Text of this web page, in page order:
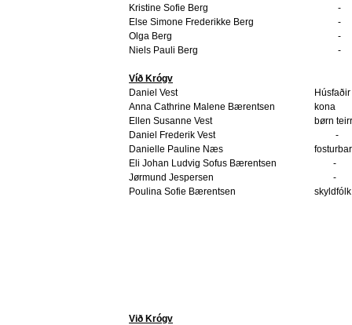
Kristine Sofie Berg
-
Else Simone Frederikke Berg
-
Olga Berg
-
Niels Pauli Berg
-
Víð Krógv
Daniel Vest
Húsfaðir
Anna Cathrine Malene Bærentsen
kona
Ellen Susanne Vest
børn
Daniel Frederik Vest
-
Danielle Pauline Næs
Eli Johan Ludvig Sofus Bærentsen
-
Jørmund Jespersen
-
Poulina Sofie Bærentsen
skyldfólk
Við Krógv